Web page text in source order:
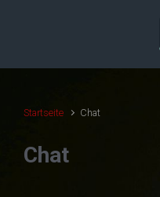
Startseite Chat
Chat